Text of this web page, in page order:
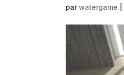
parwatergame